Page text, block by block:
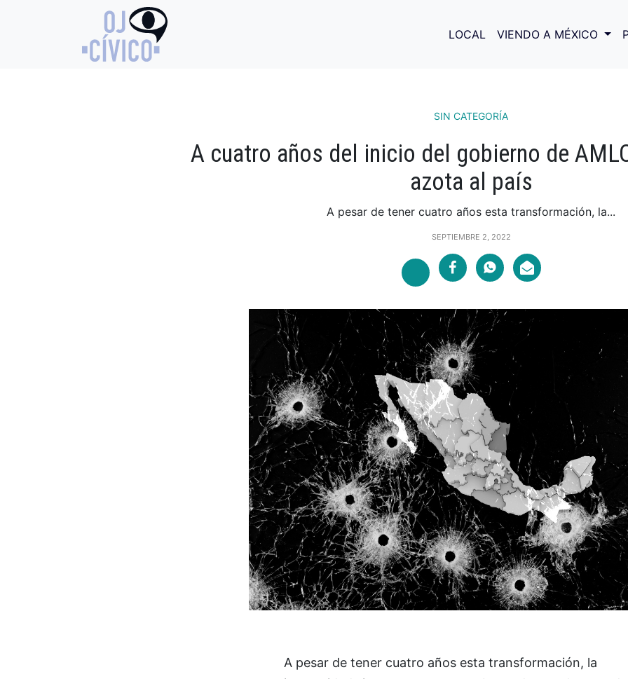
LOCAL VIENDO A MÉXICO
SIN CATEGORÍA
A cuatro años del inicio del gobierno de
azota al país
A pesar de tener cuatro años esta transformación, la...
SEPTIEMBRE 2, 2022
A pesar de tener cuatro años esta transformación, la